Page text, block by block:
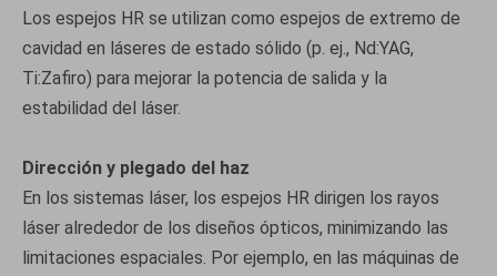
Los espejos HR se utilizan como espejos de extremo de
cavidad en láseres de estado sólido (p. ej., Nd:YAG,
Ti:Zafiro) para mejorar la potencia de salida y la
estabilidad del láser.
Dirección y plegado del haz
En los sistemas láser, los espejos HR dirigen los rayos
láser alrededor de los diseños ópticos, minimizando las
limitaciones espaciales. Por ejemplo, en las máquinas de